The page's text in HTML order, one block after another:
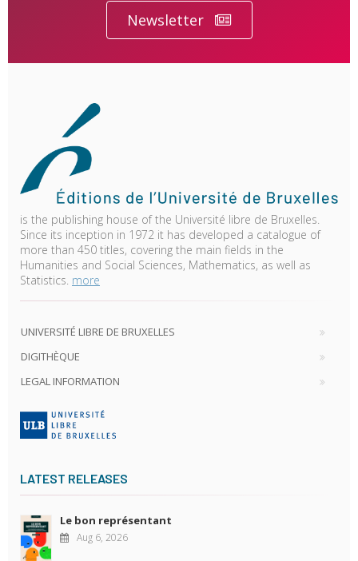
Newsletter
is the publishing house of the Université libre de Bruxelles.
Since its inception in 1972 it has developed a catalogue of
more than 450 titles, covering the main fields in the
Humanities and Social Sciences, Mathematics, as well as
Statistics. more
UNIVERSITÉ LIBRE DE BRUXELLES
DIGITHÈQUE
LEGAL INFORMATION
LATEST RELEASES
Le bon représentant
Aug 6, 2026